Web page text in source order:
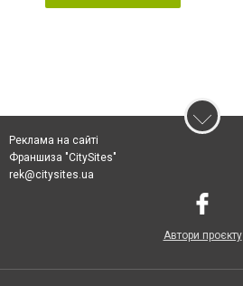
Реклама на сайті
Франшиза "CitySites"
rek@citysites.ua
Автори проєкту